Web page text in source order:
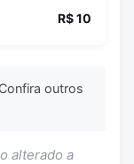
R$ 10
outros
alterado a